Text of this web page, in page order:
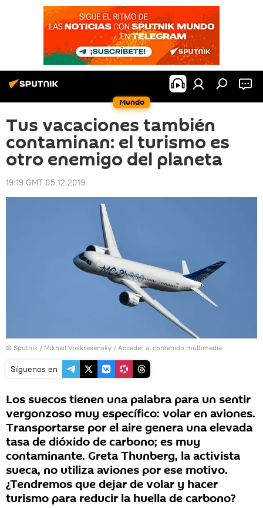
Mundo
Tus vacaciones también
contaminan: el turismo es
otro enemigo del planeta
19:19 GMT 05.12.2019
© Sputnik / Mikhail Voskresensky / Acceder al contenido multimedia
Síguenos en
Los suecos tienen una palabra para un sentir
vergonzoso muy específico: volar en aviones.
Transportarse por el aire genera una elevada
tasa de dióxido de carbono; es muy
contaminante. Greta Thunberg, la activista
sueca, no utiliza aviones por ese motivo.
¿Tendremos que dejar de volar y hacer
turismo para reducir la huella de carbono?